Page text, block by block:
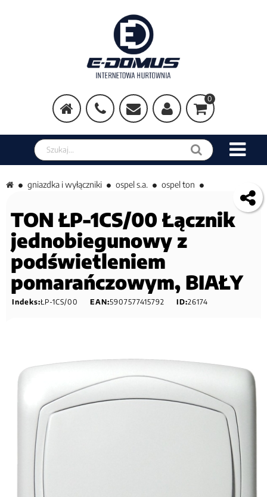
0
Szukaj w sklepie
gniazdka i wyłączniki ospel s.a. ospel ton
TON ŁP-1CS/00 Łącznik
jednobiegunowy z
podświetleniem
pomarańczowym, BIAŁY
Indeks:ŁP-1CS/00 EAN:5907577415792 ID:26174